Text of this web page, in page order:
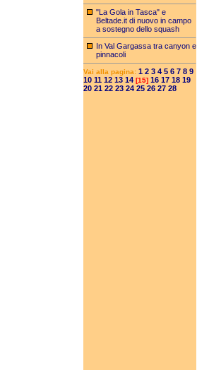
"La Gola in Tasca" e
Beltade.it di nuovo in campo
a sostegno dello squash
In Val Gargassa tra canyon e
pinnacoli
Vai alla pagina: 1 2 3 4 5 6 7 8 9
10 11 12 13 14 [15] 16 17 18 19
20 21 22 23 24 25 26 27 28